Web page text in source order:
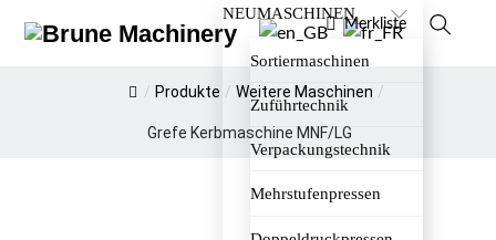
Menu Merkliste
NEUMASCHINEN
Sortiermaschinen
Zuführtechnik
Verpackungstechnik
Mehrstufenpressen
/ Produkte / Weitere Maschinen /
Grefe Kerbmaschine MNF/LG